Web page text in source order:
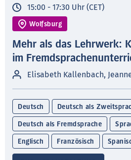
15:00 - 17:30 Uhr (CET)
Wolfsburg
Mehr als das Lehrwerk:
im
Elisabeth Kallenbach,
Deutsch Deutsch als
Deutsch als Fremdsprache
Englisch Französisch